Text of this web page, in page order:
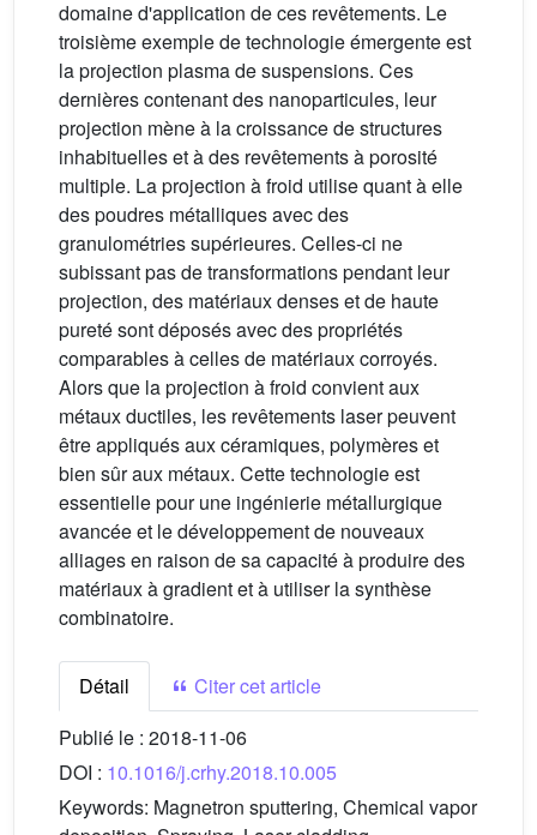
domaine d'application de ces revêtements. Le
troisième exemple de technologie émergente est
la projection plasma de suspensions. Ces
dernières contenant des nanoparticules, leur
projection mène à la croissance de structures
inhabituelles et à des revêtements à porosité
multiple. La projection à froid utilise quant à elle
des poudres métalliques avec des
granulométries supérieures. Celles-ci ne
subissant pas de transformations pendant leur
projection, des matériaux denses et de haute
pureté sont déposés avec des propriétés
comparables à celles de matériaux corroyés.
Alors que la projection à froid convient aux
métaux ductiles, les revêtements laser peuvent
être appliqués aux céramiques, polymères et
bien sûr aux métaux. Cette technologie est
essentielle pour une ingénierie métallurgique
avancée et le développement de nouveaux
alliages en raison de sa capacité à produire des
matériaux à gradient et à utiliser la synthèse
combinatoire.
Détail
Citer cet article
Publié le : 2018-11-06
DOI : 10.1016/j.crhy.2018.10.005
Keywords: Magnetron sputtering, Chemical vapor